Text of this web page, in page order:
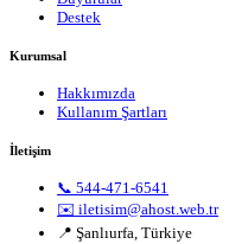
Destek
Kurumsal
Hakkımızda
Kullanım Şartları
İletişim
📞 544-471-6541
✉️ iletisim@ahost.web.tr
📍 Şanlıurfa, Türkiye